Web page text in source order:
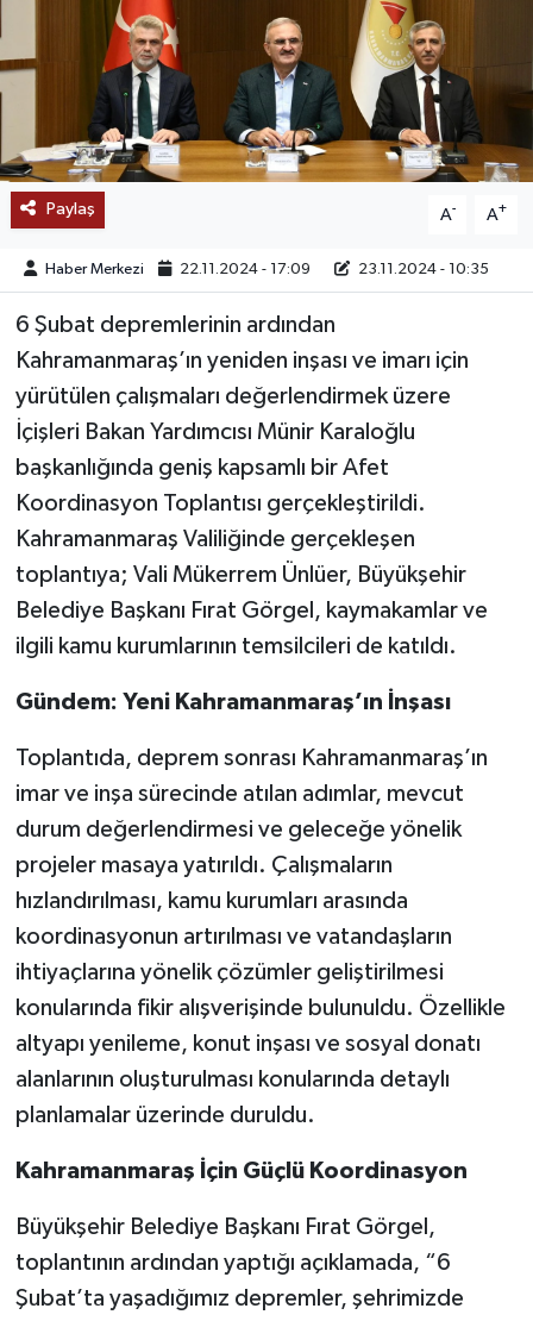
Paylaş A- A+
Haber Merkezi 22.11.2024 - 17:09 23.11.2024 - 10:35
6 Şubat depremlerinin ardından
Kahramanmaraş’ın yeniden inşası ve imarı için
yürütülen çalışmaları değerlendirmek üzere
İçişleri Bakan Yardımcısı Münir Karaloğlu
başkanlığında geniş kapsamlı bir Afet
Koordinasyon Toplantısı gerçekleştirildi.
Kahramanmaraş Valiliğinde gerçekleşen
toplantıya; Vali Mükerrem Ünlüer, Büyükşehir
Belediye Başkanı Fırat Görgel, kaymakamlar ve
ilgili kamu kurumlarının temsilcileri de katıldı.
Gündem: Yeni Kahramanmaraş’ın İnşası
Toplantıda, deprem sonrası Kahramanmaraş’ın
imar ve inşa sürecinde atılan adımlar, mevcut
durum değerlendirmesi ve geleceğe yönelik
projeler masaya yatırıldı. Çalışmaların
hızlandırılması, kamu kurumları arasında
koordinasyonun artırılması ve vatandaşların
ihtiyaçlarına yönelik çözümler geliştirilmesi
konularında fikir alışverişinde bulunuldu. Özellikle
altyapı yenileme, konut inşası ve sosyal donatı
alanlarının oluşturulması konularında detaylı
planlamalar üzerinde duruldu.
Kahramanmaraş İçin Güçlü Koordinasyon
Büyükşehir Belediye Başkanı Fırat Görgel,
toplantının ardından yaptığı açıklamada, “6
Şubat’ta yaşadığımız depremler, şehrimizde
POPÜLER
DÜNYA
TREND
MEDYA
YAŞAM
KÜLTÜR SANAT